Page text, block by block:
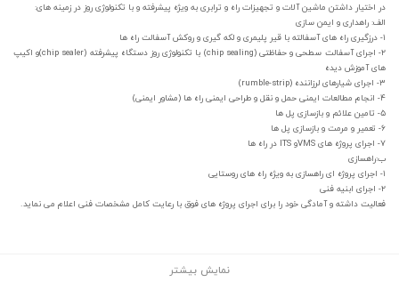
در اختیار داشتن ماشین آلات و تجهیزات راه و ترابری به ویژه پیشرفته و با تکنولوژی روز در زمینه های:
الف: راهداری و ایمن سازی
۱- درزگیری راه های آسفالته با قیر پلیمری و لکه گیری و روکش آسفالت راه ها
۲- اجرای آسفالت سطحی و حفاظتی (chip sealing) با تکنولوژی روز دستگاه پیشرفته (chip sealer)و اکیپ
های آموزش دیده
۳- اجرای شیارهای لرزاننده (rumble-strip)
۴- انجام مطالعات ایمنی حمل و نقل و طراحی ایمنی راه ها (مشاور ایمنی)
۵- تامین علائم و بازسازی پل ها
۶- تعمیر و مرمت و بازسازی پل ها
۷- اجرای پروژه های VMSو ITS در راه ها
ب:راهسازی
۱- اجرای پروژه ای راهسازی به ویژه راه های روستایی
۲- اجرای ابنیه فنی
فعالیت داشته و آمادگی خود را برای اجرای پروژه های فوق با رعایت کامل مشخصات فنی اعلام می نماید.
نمایش بیشتر